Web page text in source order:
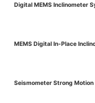
Digital MEMS Inclinometer
MEMS Digital In-Place
Seismometer Strong Motion